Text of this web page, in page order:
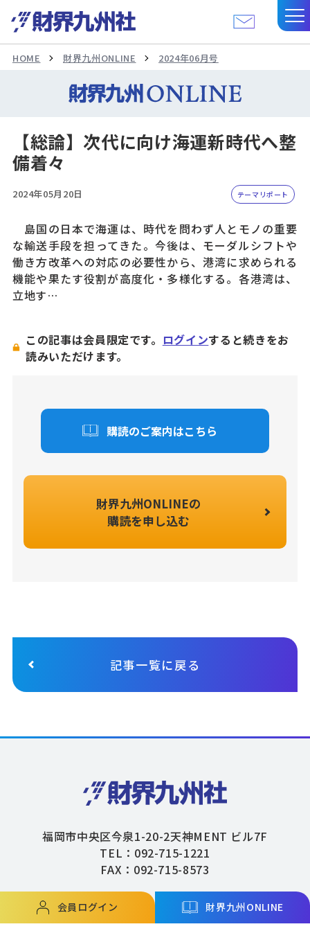
HOME 財界九州ONLINE 2024年06月号
【総論】次代に向け海運新時代へ整
備着々
2024年05月20日 テーマリポート
島国の日本で海運は、時代を問わず人とモノの重要
な輸送手段を担ってきた。今後は、モーダルシフトや
働き方改革への対応の必要性から、港湾に求められる
機能や果たす役割が高度化・多様化する。各港湾は、
立地す…
この記事は会員限定です。 ログインすると続きをお
読みいただけます。
購読のご案内はこちら
財界九州ONLINEの
購読を申し込む
記事一覧に戻る
会員ログイン 財界九州ONLINE
福岡市中央区今泉1-20-2天神MENT ビル7F
TEL：092-715-1221
FAX：092-715-8573
Copyright © ZAIKAIKYUSHU Co,.Ltd. All Rights Reserved.